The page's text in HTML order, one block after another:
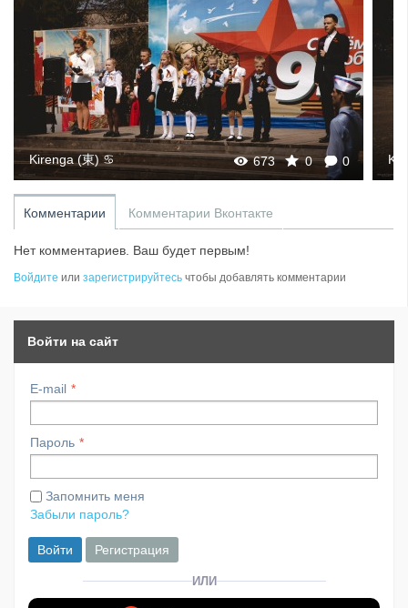
673 0 0
Kirenga (東) ♋
Комментарии Комментарии Вконтакте
Нет комментариев. Ваш будет первым!
Войдите или зарегистрируйтесь чтобы добавлять комментарии
Войти на сайт
E-mail
Пароль
Запомнить меня
Забыли пароль?
Войти Регистрация
ИЛИ